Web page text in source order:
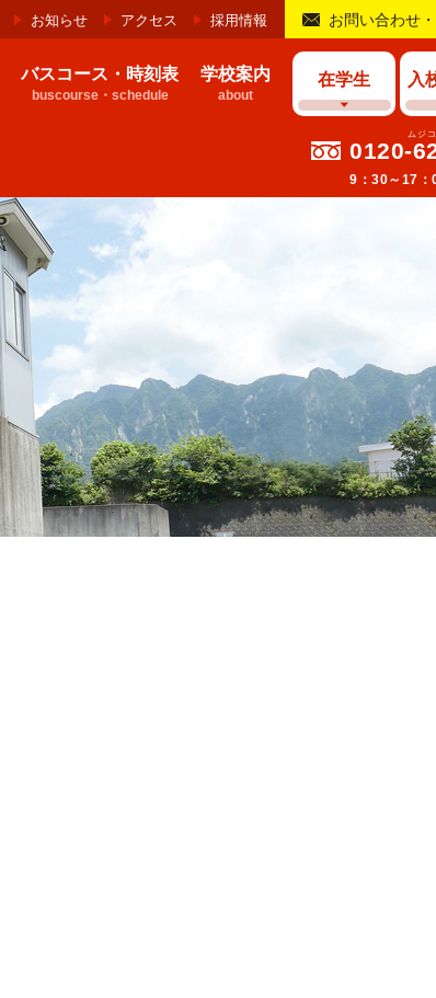
お知らせ アクセス 採用情報 お問い合わせ
バスコース・時刻表
buscourse・schedule
学校案内
about
在学生 入
0120-
9：30～17：